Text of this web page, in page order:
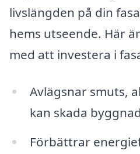
livslängden på din
hems utseende. Här
med att investera i
Avlägsnar smuts,
kan skada
Förbättrar